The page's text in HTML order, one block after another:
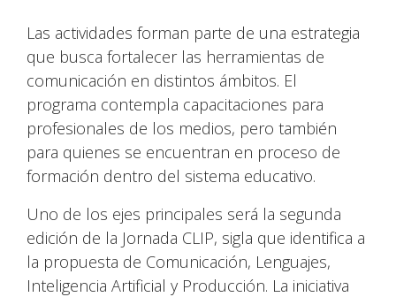
Las actividades forman parte de una estrategia
que busca fortalecer las herramientas de
comunicación en distintos ámbitos. El
programa contempla capacitaciones para
profesionales de los medios, pero también
para quienes se encuentran en proceso de
formación dentro del sistema educativo.
Uno de los ejes principales será la segunda
edición de la Jornada CLIP, sigla que identifica a
la propuesta de Comunicación, Lenguajes,
Inteligencia Artificial y Producción. La iniciativa